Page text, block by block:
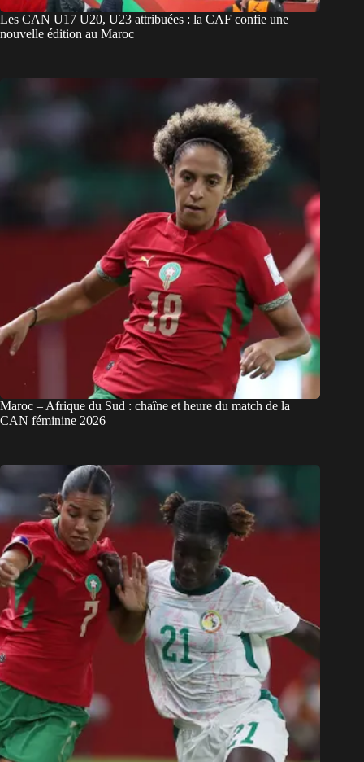
Les CAN U17 U20, U23 attribuées : la CAF confie une
nouvelle édition au Maroc
Maroc – Afrique du Sud : chaîne et heure du match de la
CAN féminine 2026